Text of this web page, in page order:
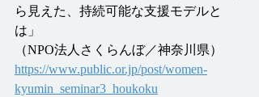
ら見えた、持続可能な支援モデルと
は」
（NPO法人さくらんぼ／神奈川県）
https://www.public.or.jp/post/women-
kyumin_seminar3_houkoku